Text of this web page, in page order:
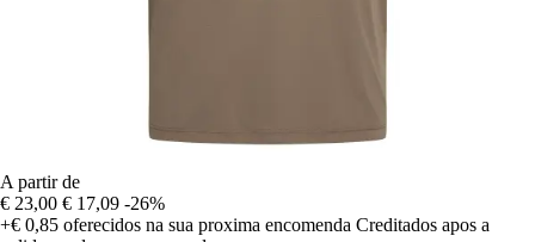
A partir de
€ 23,00 € 17,09 -26%
+€ 0,85 oferecidos na sua proxima encomenda Creditados apos a